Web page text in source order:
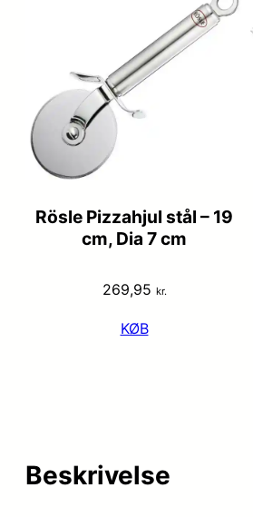
Rösle Pizzahjul stål – 19
cm, Dia 7 cm
269,95 kr.
KØB
Beskrivelse